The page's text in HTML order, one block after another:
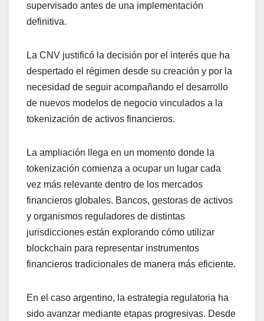
supervisado antes de una implementación
definitiva.
La CNV justificó la decisión por el interés que ha
despertado el régimen desde su creación y por la
necesidad de seguir acompañando el desarrollo
de nuevos modelos de negocio vinculados a la
tokenización de activos financieros.
La ampliación llega en un momento donde la
tokenización comienza a ocupar un lugar cada
vez más relevante dentro de los mercados
financieros globales. Bancos, gestoras de activos
y organismos reguladores de distintas
jurisdicciones están explorando cómo utilizar
blockchain para representar instrumentos
financieros tradicionales de manera más eficiente.
En el caso argentino, la estrategia regulatoria ha
sido avanzar mediante etapas progresivas. Desde